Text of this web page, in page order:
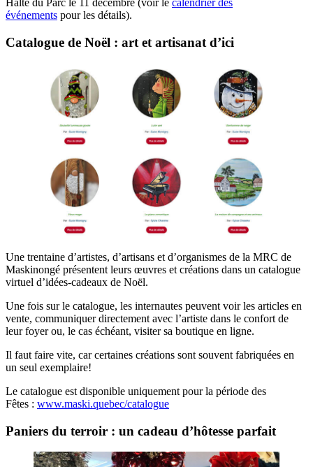
Halte du Parc le 11 décembre (voir le calendrier des
événements pour les détails).
Catalogue de Noël : art et artisanat d’ici
Une trentaine d’artistes, d’artisans et d’organismes de la MRC de
Maskinongé présentent leurs œuvres et créations dans un catalogue
virtuel d’idées-cadeaux de Noël.
Une fois sur le catalogue, les internautes peuvent voir les articles en
vente, communiquer directement avec l’artiste dans le confort de
leur foyer ou, le cas échéant, visiter sa boutique en ligne.
Il faut faire vite, car certaines créations sont souvent fabriquées en
un seul exemplaire!
Le catalogue est disponible uniquement pour la période des
Fêtes : www.maski.quebec/catalogue
Paniers du terroir : un cadeau d’hôtesse parfait